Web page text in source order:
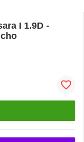
I 1.9D -